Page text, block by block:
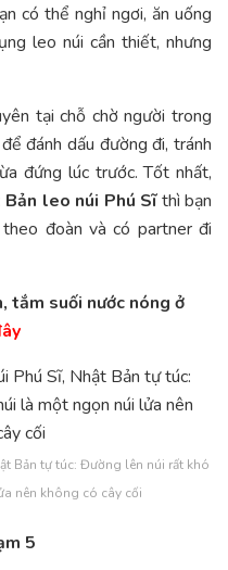
có thể nghỉ ngơi, ăn uống
leo núi cần thiết, nhưng
tại chỗ chờ người trong
đánh dấu đường đi, tránh
đứng lúc trước. Tốt nhất,
leo núi Phú Sĩthì bạn
đoàn và có partner đi
tắm suối nước nóng ở
Bản tự túc: Đường lên núi rất khó
nên không có cây cối
5